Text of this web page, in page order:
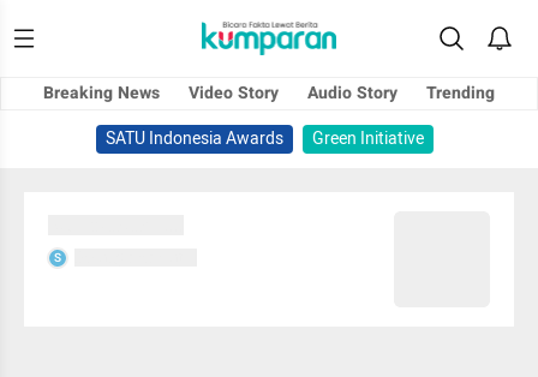
Breaking News Video Story Audio Story
Trending
SATU Indonesia Awards
Green Initiative
S